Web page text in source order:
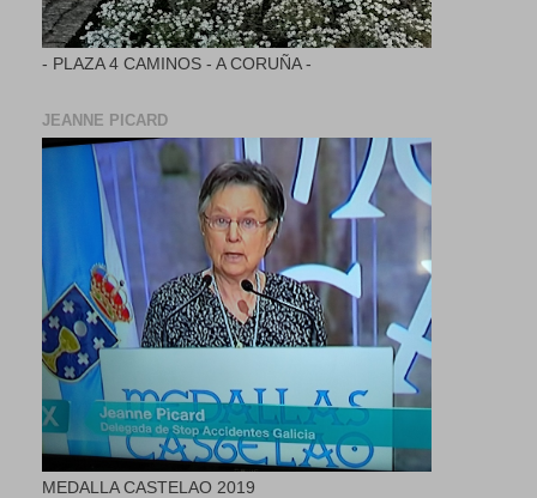
- PLAZA 4 CAMINOS - A CORUÑA -
JEANNE PICARD
MEDALLA CASTELAO 2019